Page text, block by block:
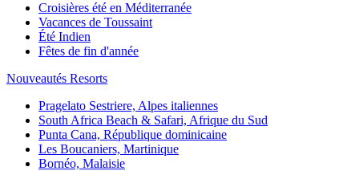
Croisières été en Méditerranée
Vacances de Toussaint
Été Indien
Fêtes de fin d'année
Nouveautés Resorts
Pragelato Sestriere, Alpes italiennes
South Africa Beach & Safari, Afrique du Sud
Punta Cana, République dominicaine
Les Boucaniers, Martinique
Bornéo, Malaisie